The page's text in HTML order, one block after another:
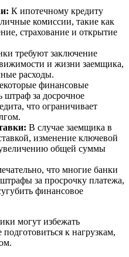
К ипотечному кредиту
комиссии, такие как
страхование и открытие
требуют заключение
и жизни заемщика,
расходы.
финансовые
штраф за досрочное
что ограничивает
В случае заемщика в
изменение ключевой
общей суммы
что многие банки
за просрочку платежа,
финансовое
могут избежать
к нагрузкам,